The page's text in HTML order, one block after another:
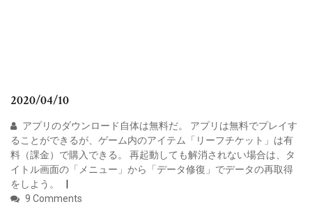
2020/04/10
アプリのダウンロード自体は無料だ。 アプリは無料でプレイす
ることができるが、ゲーム内のアイテム「リーフチケット」は有
料（課金）で購入できる。 再起動しても解消されない場合は、タ
イトル画面の「メニュー」から「データ修復」でデータの再取得
をしよう。
9 Comments